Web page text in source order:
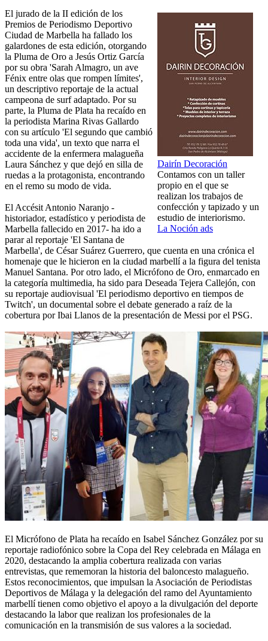
Dairín Decoración
Contamos con un taller
propio en el que se
realizan los trabajos de
confección y tapizado y un
estudio de interiorismo.
La Noción ads
El jurado de la II edición de los
Premios de Periodismo Deportivo
Ciudad de Marbella ha fallado los
galardones de esta edición, otorgando
la Pluma de Oro a Jesús Ortiz García
por su obra 'Sarah Almagro, un ave
Fénix entre olas que rompen límites',
un descriptivo reportaje de la actual
campeona de surf adaptado. Por su
parte, la Pluma de Plata ha recaído en
la periodista Marina Rivas Gallardo
con su artículo 'El segundo que cambió
toda una vida', un texto que narra el
accidente de la enfermera malagueña
Laura Sánchez y que dejó en silla de
ruedas a la protagonista, encontrando
en el remo su modo de vida.
El Accésit Antonio Naranjo -
historiador, estadístico y periodista de
Marbella fallecido en 2017- ha ido a
parar al reportaje 'El Santana de
Marbella', de César Suárez Guerrero, que cuenta en una crónica el
homenaje que le hicieron en la ciudad marbellí a la figura del tenista
Manuel Santana. Por otro lado, el Micrófono de Oro, enmarcado en
la categoría multimedia, ha sido para Deseada Tejera Callejón, con
su reportaje audiovisual 'El periodismo deportivo en tiempos de
Twitch', un documental sobre el debate generado a raíz de la
cobertura por Ibai Llanos de la presentación de Messi por el PSG.
El Micrófono de Plata ha recaído en Isabel Sánchez González por su
reportaje radiofónico sobre la Copa del Rey celebrada en Málaga en
2020, destacando la amplia cobertura realizada con varias
entrevistas, que rememoran la historia del baloncesto malagueño.
Estos reconocimientos, que impulsan la Asociación de Periodistas
Deportivos de Málaga y la delegación del ramo del Ayuntamiento
marbellí tienen como objetivo el apoyo a la divulgación del deporte
destacando la labor que realizan los profesionales de la
comunicación en la transmisión de sus valores a la sociedad.